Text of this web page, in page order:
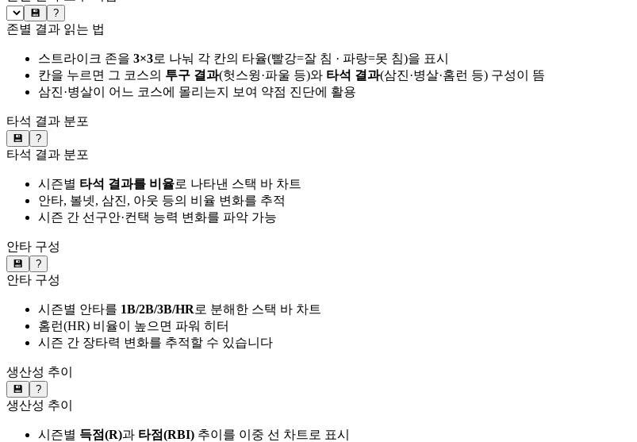
💾 ?
존별 결과 읽는 법
스트라이크 존을 3×3로 나눠 각 칸의 타율(빨강=잘 침 · 파랑=못 침)을 표시
칸을 누르면 그 코스의 투구 결과(헛스윙·파울 등)와 타석 결과(삼진·병살·홈런 등) 구성이 뜸
삼진·병살이 어느 코스에 몰리는지 보여 약점 진단에 활용
타석 결과 분포
💾 ?
타석 결과 분포
시즌별 타석 결과를 비율로 나타낸 스택 바 차트
안타, 볼넷, 삼진, 아웃 등의 비율 변화를 추적
시즌 간 선구안·컨택 능력 변화를 파악 가능
안타 구성
💾 ?
안타 구성
시즌별 안타를 1B/2B/3B/HR로 분해한 스택 바 차트
홈런(HR) 비율이 높으면 파워 히터
시즌 간 장타력 변화를 추적할 수 있습니다
생산성 추이
💾 ?
생산성 추이
시즌별 득점(R)과 타점(RBI) 추이를 이중 선 차트로 표시